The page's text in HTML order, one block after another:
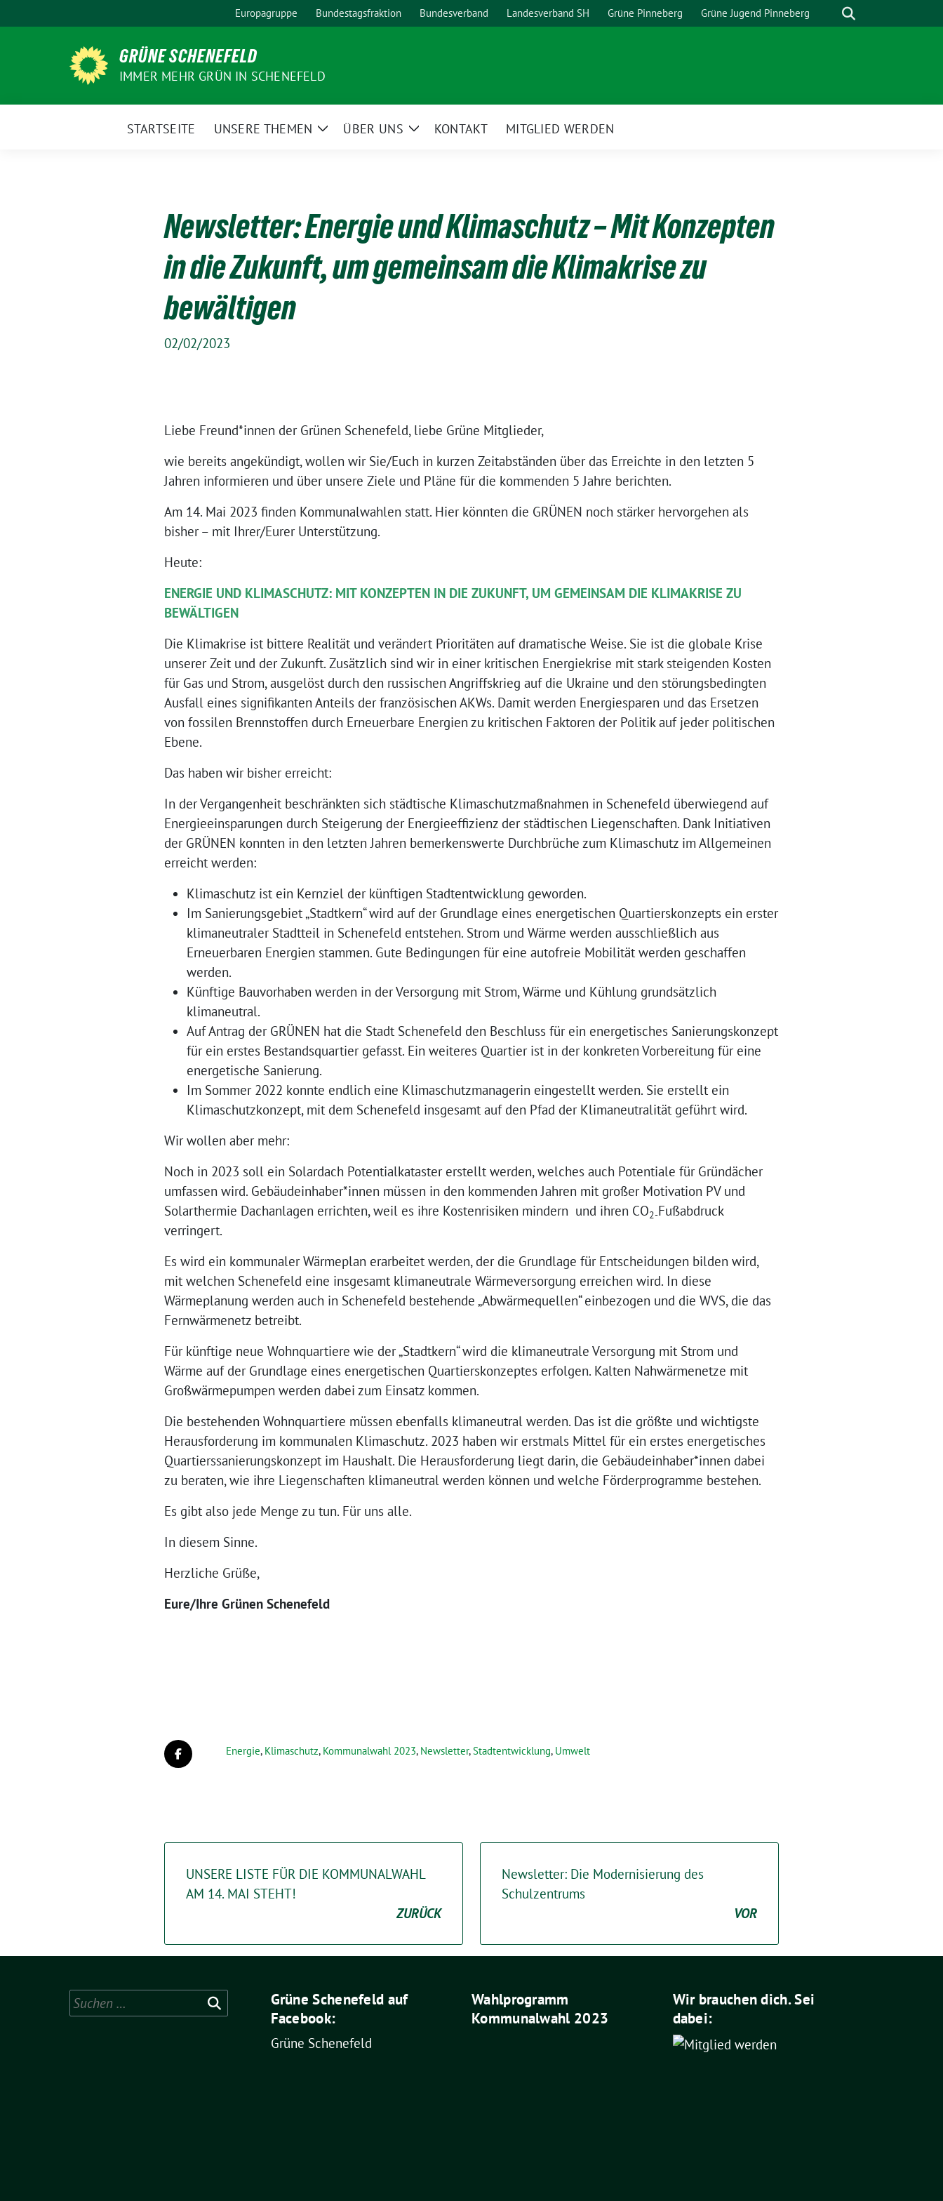
zum
Europagruppe Bundestagsfraktion Bundesverband Landesverband SH Grüne Pinneberg Grüne Jugend Pinneberg Suche
GRÜNE SCHENEFELD
IMMER MEHR GRÜN IN SCHENEFELD
STARTSEITE UNSERE THEMEN
ZeigeÜBER UNS
ZeigeKONTAKT MITGLIED WERDEN
Newsletter: Energie und Klimaschutz – Mit Konzepten
in die Zukunft, um gemeinsam die Klimakrise zu
bewältigen
02/02/2023
Liebe Freund*innen der Grünen Schenefeld, liebe Grüne Mitglieder,
wie bereits angekündigt, wollen wir Sie/Euch in kurzen Zeitabständen über das Erreichte in den letzten 5
Jahren informieren und über unsere Ziele und Pläne für die kommenden 5 Jahre berichten.
Am 14. Mai 2023 finden Kommunalwahlen statt. Hier könnten die GRÜNEN noch stärker hervorgehen als
bisher – mit Ihrer/Eurer Unterstützung.
Heute:
ENERGIE UND KLIMASCHUTZ: MIT KONZEPTEN IN DIE ZUKUNFT, UM GEMEINSAM DIE KLIMAKRISE ZU
BEWÄLTIGEN
Die Klimakrise ist bittere Realität und verändert Prioritäten auf dramatische Weise. Sie ist die globale Krise
unserer Zeit und der Zukunft. Zusätzlich sind wir in einer kritischen Energiekrise mit stark steigenden Kosten
für Gas und Strom, ausgelöst durch den russischen Angriffskrieg auf die Ukraine und den störungsbedingten
Ausfall eines signifikanten Anteils der französischen AKWs. Damit werden Energiesparen und das Ersetzen
von fossilen Brennstoffen durch Erneuerbare Energien zu kritischen Faktoren der Politik auf jeder politischen
Ebene.
Das haben wir bisher erreicht:
In der Vergangenheit beschränkten sich städtische Klimaschutzmaßnahmen in Schenefeld überwiegend auf
Energieeinsparungen durch Steigerung der Energieeffizienz der städtischen Liegenschaften. Dank Initiativen
der GRÜNEN konnten in den letzten Jahren bemerkenswerte Durchbrüche zum Klimaschutz im Allgemeinen
erreicht werden:
Klimaschutz ist ein Kernziel der künftigen Stadtentwicklung geworden.
Im Sanierungsgebiet „Stadtkern“ wird auf der Grundlage eines energetischen Quartierskonzepts ein erster
klimaneutraler Stadtteil in Schenefeld entstehen. Strom und Wärme werden ausschließlich aus
Erneuerbaren Energien stammen. Gute Bedingungen für eine autofreie Mobilität werden geschaffen
werden.
Künftige Bauvorhaben werden in der Versorgung mit Strom, Wärme und Kühlung grundsätzlich
klimaneutral.
Auf Antrag der GRÜNEN hat die Stadt Schenefeld den Beschluss für ein energetisches Sanierungskonzept
für ein erstes Bestandsquartier gefasst. Ein weiteres Quartier ist in der konkreten Vorbereitung für eine
energetische Sanierung.
Im Sommer 2022 konnte endlich eine Klimaschutzmanagerin eingestellt werden. Sie erstellt ein
Klimaschutzkonzept, mit dem Schenefeld insgesamt auf den Pfad der Klimaneutralität geführt wird.
Wir wollen aber mehr:
Noch in 2023 soll ein Solardach Potentialkataster erstellt werden, welches auch Potentiale für Gründächer
umfassen wird. Gebäudeinhaber*innen müssen in den kommenden Jahren mit großer Motivation PV und
Solarthermie Dachanlagen errichten, weil es ihre Kostenrisiken mindern und ihren CO2-Fußabdruck
verringert.
Es wird ein kommunaler Wärmeplan erarbeitet werden, der die Grundlage für Entscheidungen bilden wird,
mit welchen Schenefeld eine insgesamt klimaneutrale Wärmeversorgung erreichen wird. In diese
Wärmeplanung werden auch in Schenefeld bestehende „Abwärmequellen“ einbezogen und die WVS, die das
Fernwärmenetz betreibt.
Für künftige neue Wohnquartiere wie der „Stadtkern“ wird die klimaneutrale Versorgung mit Strom und
Wärme auf der Grundlage eines energetischen Quartierskonzeptes erfolgen. Kalten Nahwärmenetze mit
Großwärmepumpen werden dabei zum Einsatz kommen.
Die bestehenden Wohnquartiere müssen ebenfalls klimaneutral werden. Das ist die größte und wichtigste
Herausforderung im kommunalen Klimaschutz. 2023 haben wir erstmals Mittel für ein erstes energetisches
Quartierssanierungskonzept im Haushalt. Die Herausforderung liegt darin, die Gebäudeinhaber*innen dabei
zu beraten, wie ihre Liegenschaften klimaneutral werden können und welche Förderprogramme bestehen.
Es gibt also jede Menge zu tun. Für uns alle.
In diesem Sinne.
Herzliche Grüße,
Eure/Ihre Grünen Schenefeld
Energie, Klimaschutz, Kommunalwahl 2023, Newsletter,Stadtentwicklung, Umwelt
UNSERE LISTE FÜR DIE KOMMUNALWAHL
AM 14. MAI STEHT!
ZURÜCK
Newsletter: Die Modernisierung des
Schulzentrums
VOR
Suchen
nach:
Grüne Schenefeld auf
Facebook:
Grüne Schenefeld
Wahlprogramm
Kommunalwahl 2023
Wir brauchen dich. Sei
dabei: